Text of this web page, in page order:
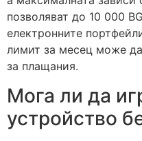
позволяват до 10 000
електронните
лимит за месец може
за плащания.
Мога ли да
устройство